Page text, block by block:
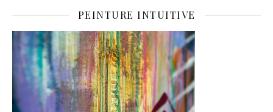
PEINTURE INTUITIVE